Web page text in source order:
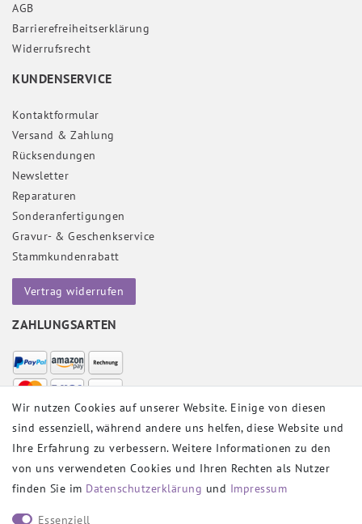
AGB
Barrierefreiheitserklärung
Widerrufs­recht
KUNDENSERVICE
Kontaktformular
Versand & Zahlung
Rücksendungen
Newsletter
Reparaturen
Sonderanfertigungen
Gravur- & Geschenkservice
Stammkundenrabatt
Vertrag widerrufen
ZAHLUNGSARTEN
VERSANDPARTNER
SOCIAL
Wir nutzen Cookies auf unserer Website. Einige von diesen
sind essenziell, während andere uns helfen, diese Website und
Ihre Erfahrung zu verbessern. Weitere Informationen zu den
von uns verwendeten Cookies und Ihren Rechten als Nutzer
finden Sie im Daten­schutz­erklärung und Impressum
Essenziell